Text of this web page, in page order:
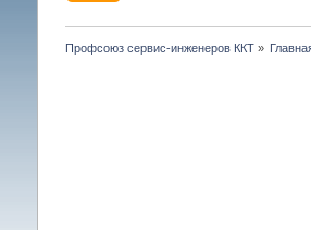
Профсоюз сервис-инженеров ККТ»